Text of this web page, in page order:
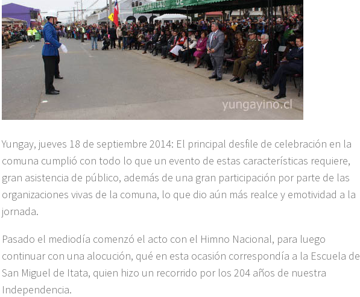
Yungay, jueves 18 de septiembre 2014: El principal desfile de celebración en la
comuna cumplió con todo lo que un evento de estas características requiere,
gran asistencia de público, además de una gran participación por parte de las
organizaciones vivas de la comuna, lo que dio aún más realce y emotividad a la
jornada.
Pasado el mediodía comenzó el acto con el Himno Nacional, para luego
continuar con una alocución, qué en esta ocasión correspondía a la Escuela de
San Miguel de Itata, quien hizo un recorrido por los 204 años de nuestra
Independencia.